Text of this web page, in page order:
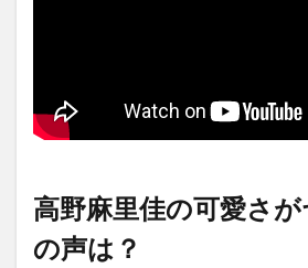
高野麻里佳の可愛さ
の声は？